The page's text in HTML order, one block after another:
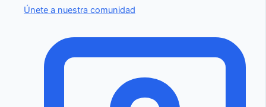
Únete a nuestra comunidad